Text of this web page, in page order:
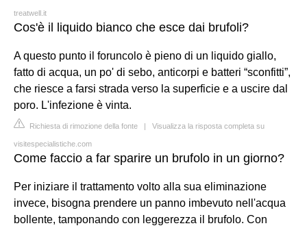
treatwell.it
Cos'è il liquido bianco che esce dai brufoli?
A questo punto il foruncolo è pieno di un liquido giallo,
fatto di acqua, un po' di sebo, anticorpi e batteri “sconfitti”,
che riesce a farsi strada verso la superficie e a uscire dal
poro. L'infezione è vinta.
Richiesta di rimozione della fonte | Visualizza la risposta completa su
visitespecialistiche.com
Come faccio a far sparire un brufolo in un giorno?
Per iniziare il trattamento volto alla sua eliminazione
invece, bisogna prendere un panno imbevuto nell'acqua
bollente, tamponando con leggerezza il brufolo. Con